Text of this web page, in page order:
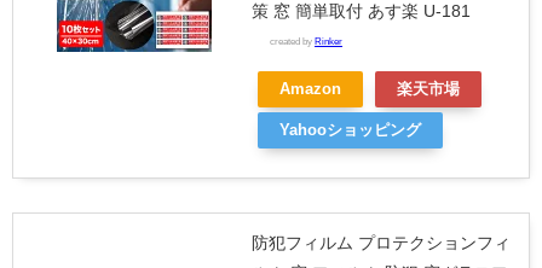
策 窓 簡単取付 あす楽 U-181
created by Rinker
Amazon 楽天市場
Yahooショッピング
防犯フィルム プロテクションフィ